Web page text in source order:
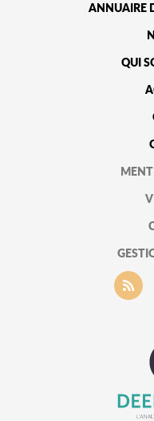
ANNUAIRE
QUI